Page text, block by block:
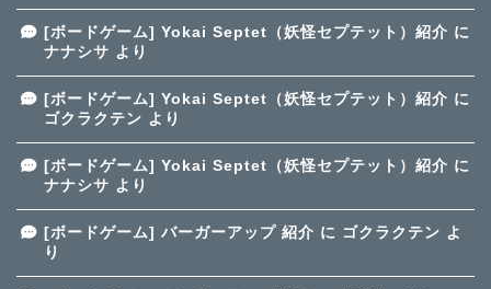
[ボードゲーム] Yokai Septet（妖怪セプテット）紹介 に
ナナシサ より
[ボードゲーム] Yokai Septet（妖怪セプテット）紹介 に
ゴクラクテン より
[ボードゲーム] Yokai Septet（妖怪セプテット）紹介 に
ナナシサ より
[ボードゲーム] バーガーアップ 紹介 に ゴクラクテン よ
り